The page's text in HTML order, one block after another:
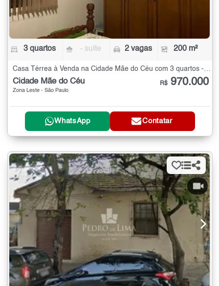
3 quartos - suíte 2 vagas 200 m²
Casa Térrea à Venda na Cidade Mãe do Céu com 3 quartos - 200 m²
Cidade Mãe do Céu
Zona Leste - São Paulo
R$ 970.000
WhatsApp Contatar